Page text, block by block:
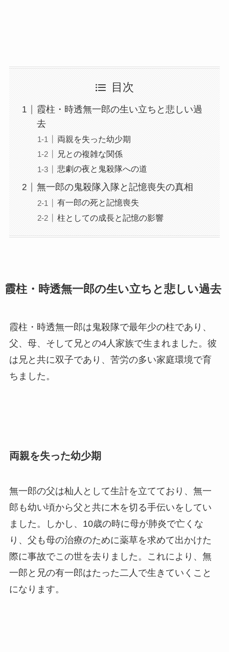
目次
霞柱・時透無一郎の生い立ちと悲しい過
去
両親を失った幼少期
兄との複雑な関係
悲劇の夜と鬼殺隊への道
無一郎の鬼殺隊入隊と記憶喪失の真相
有一郎の死と記憶喪失
柱としての成長と記憶の影響
霞柱・時透無一郎の生い立ちと悲しい過去
霞柱・時透無一郎は鬼殺隊で最年少の柱であり、
父、母、そして兄との4人家族で生まれました。彼
は兄と共に双子であり、苦労の多い家庭環境で育
ちました。
両親を失った幼少期
無一郎の父は杣人として生計を立てており、無一
郎も幼い頃から父と共に木を切る手伝いをしてい
ました。しかし、10歳の時に母が肺炎で亡くな
り、父も母の治療のために薬草を求めて出かけた
際に事故でこの世を去りました。これにより、無
一郎と兄の有一郎はたった二人で生きていくこと
になります。